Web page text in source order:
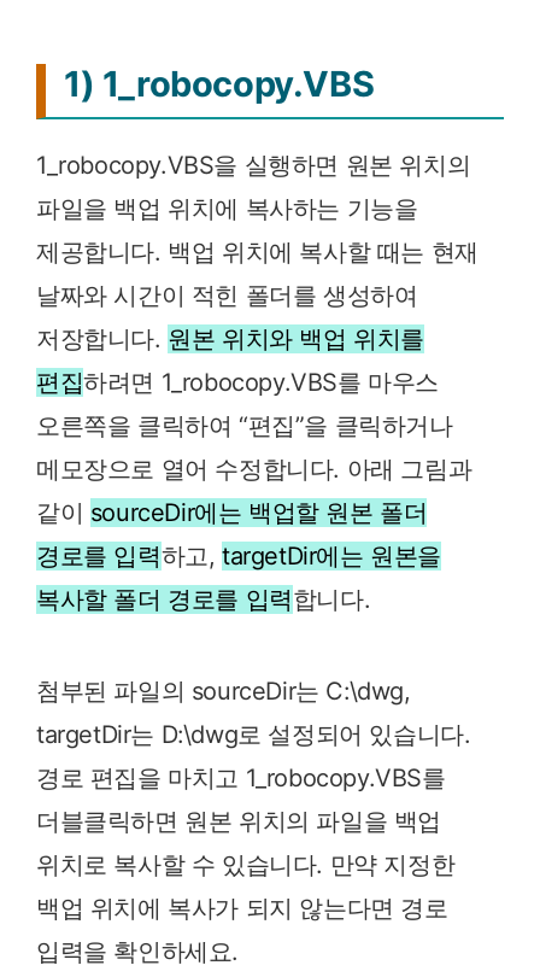
1) 1_robocopy.VBS
1_robocopy.VBS을 실행하면 원본 위치의
파일을 백업 위치에 복사하는 기능을
제공합니다. 백업 위치에 복사할 때는 현재
날짜와 시간이 적힌 폴더를 생성하여
저장합니다. 원본 위치와 백업 위치를
편집하려면 1_robocopy.VBS를 마우스
오른쪽을 클릭하여 “편집”을 클릭하거나
메모장으로 열어 수정합니다. 아래 그림과
같이 sourceDir에는 백업할 원본 폴더
경로를 입력하고,targetDir에는 원본을
복사할 폴더 경로를 입력합니다.
첨부된 파일의 sourceDir는 C:\dwg,
targetDir는 D:\dwg로 설정되어 있습니다.
경로 편집을 마치고 1_robocopy.VBS를
더블클릭하면 원본 위치의 파일을 백업
위치로 복사할 수 있습니다. 만약 지정한
백업 위치에 복사가 되지 않는다면 경로
입력을 확인하세요.